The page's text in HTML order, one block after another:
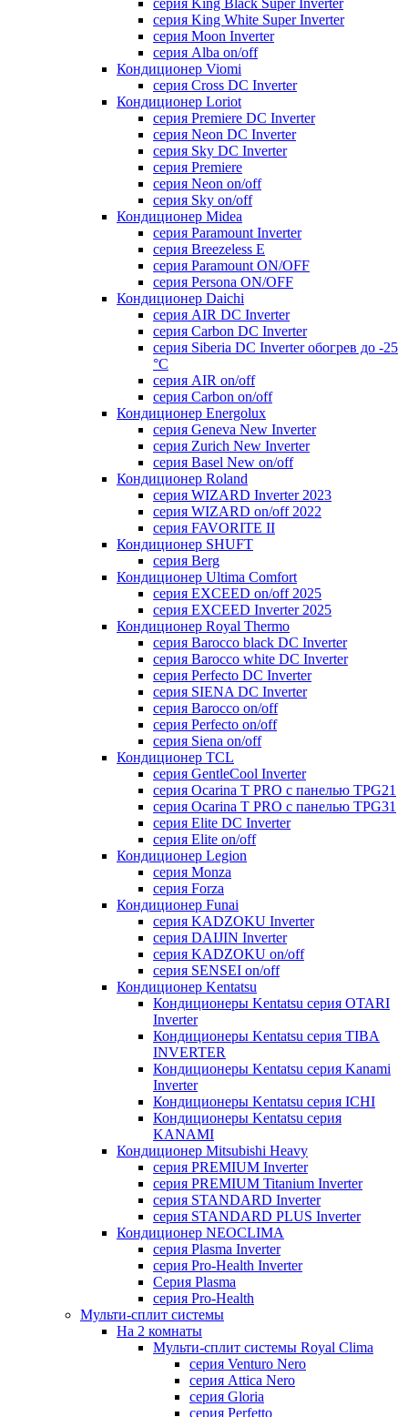
серия King Black Super Inverter
серия King White Super Inverter
серия Moon Inverter
серия Alba on/off
Кондиционер Viomi
серия Cross DC Inverter
Кондиционер Loriot
серия Premiere DC Inverter
серия Neon DC Inverter
серия Sky DC Inverter
серия Premiere
серия Neon on/off
серия Sky on/off
Кондиционер Midea
серия Paramount Inverter
серия Breezeless E
серия Paramount ON/OFF
серия Persona ON/OFF
Кондиционер Daichi
серия AIR DC Inverter
серия Carbon DC Inverter
серия Siberia DC Inverter обогрев до -25
°С
серия AIR on/off
серия Carbon on/off
Кондиционер Energolux
серия Geneva New Inverter
серия Zurich New Inverter
серия Basel New on/off
Кондиционер Roland
серия WIZARD Inverter 2023
серия WIZARD on/off 2022
серия FAVORITE II
Кондиционер SHUFT
серия Berg
Кондиционер Ultima Comfort
серия EXCEED on/off 2025
серия EXCEED Inverter 2025
Кондиционер Royal Thermo
серия Barocco black DC Inverter
серия Barocco white DC Inverter
серия Perfecto DC Inverter
серия SIENA DC Inverter
серия Barocco on/off
серия Perfecto on/off
серия Siena on/off
Кондиционер TCL
серия GentleCool Inverter
серия Ocarina T PRO c панелью TPG21
серия Ocarina T PRO c панелью TPG31
серия Elite DC Inverter
серия Elite on/off
Кондиционер Legion
серия Monza
серия Forza
Кондиционер Funai
серия KADZOKU Inverter
серия DAIJIN Inverter
серия KADZOKU on/off
серия SENSEI on/off
Кондиционер Kentatsu
Кондиционеры Kentatsu серия OTARI
Inverter
Кондиционеры Kentatsu серия TIBA
INVERTER
Кондиционеры Kentatsu серия Kanami
Inverter
Кондиционеры Kentatsu серия ICHI
Кондиционеры Kentatsu серия
KANAMI
Кондиционер Mitsubishi Heavy
серия PREMIUM Inverter
серия PREMIUM Titanium Inverter
серия STANDARD Inverter
серия STANDARD PLUS Inverter
Кондиционер NEOCLIMA
серия Plasma Inverter
серия Pro-Health Inverter
Cерия Plasma
серия Pro-Health
Мульти-сплит системы
На 2 комнаты
Мульти-сплит системы Royal Clima
серия Venturo Nero
серия Attica Nero
серия Gloria
серия Perfetto